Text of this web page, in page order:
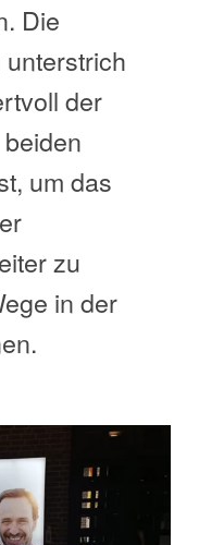
Die
der
um das
zu
in der